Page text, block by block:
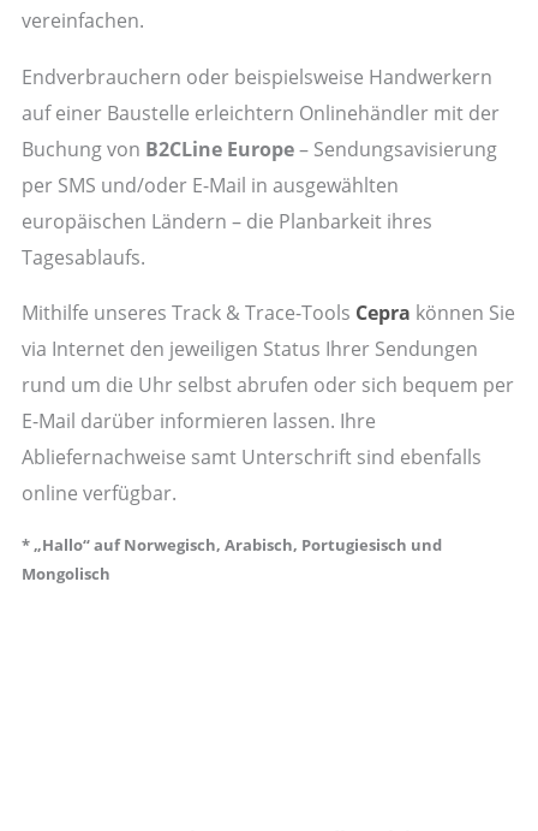
vereinfachen.
Endverbrauchern oder beispielsweise Handwerkern
auf einer Baustelle erleichtern Onlinehändler mit der
Buchung von B2CLine Europe– Sendungsavisierung
per SMS und/oder E-Mail in ausgewählten
europäischen Ländern – die Planbarkeit ihres
Tagesablaufs.
Mithilfe unseres Track & Trace-Tools Cepra können Sie
via Internet den jeweiligen Status Ihrer Sendungen
rund um die Uhr selbst abrufen oder sich bequem per
E-Mail darüber informieren lassen. Ihre
Abliefernachweise samt Unterschrift sind ebenfalls
online verfügbar.
* „Hallo“ auf Norwegisch, Arabisch, Portugiesisch und
Mongolisch